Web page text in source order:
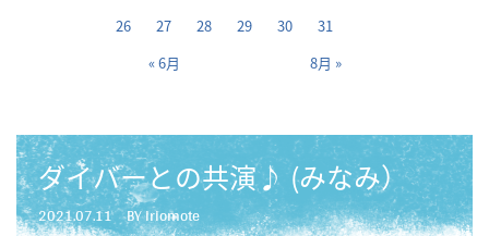
« 6月 8月 »
26
27 28 29 30 31
ダイバーとの共演♪ (みなみ）
2021.07.11 BY iriomote